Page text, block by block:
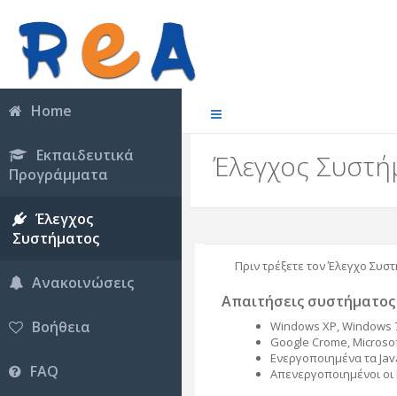
Home
Εκπαιδευτικά
Προγράμματα
Έλεγχος
Συστήματος
Ανακοινώσεις
Βοήθεια
FAQ
Έλεγχος
Πριν τρέξετε τον Έλεγχο
Απαιτήσεις συστήματος
Windows XP, Windows
Google Crome,
Ενεργοποιημένα τα
Απενεργοποιημένοι